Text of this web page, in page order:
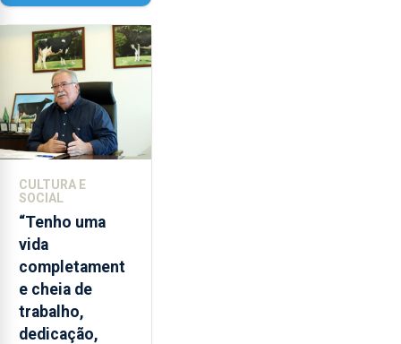
Paisagem’
CULTURA E
SOCIAL
“Tenho uma
vida
completament
e cheia de
trabalho,
dedicação,